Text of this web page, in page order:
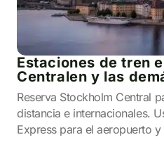
Estaciones de tren
Centralen y las
Reserva Stockholm Central
distancia e internacionales.
Express para el aeropuerto